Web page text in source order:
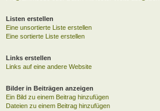
Listen erstellen
Eine unsortierte Liste erstellen
Eine sortierte Liste erstellen
Links erstellen
Links auf eine andere Website
Bilder in Beiträgen anzeigen
Ein Bild zu einem Beitrag hinzufügen
Dateien zu einem Beitrag hinzufügen